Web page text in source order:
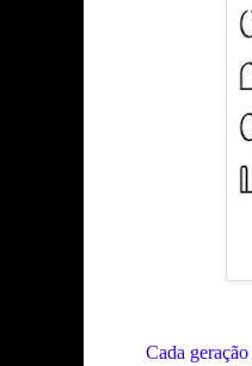
Cada geração